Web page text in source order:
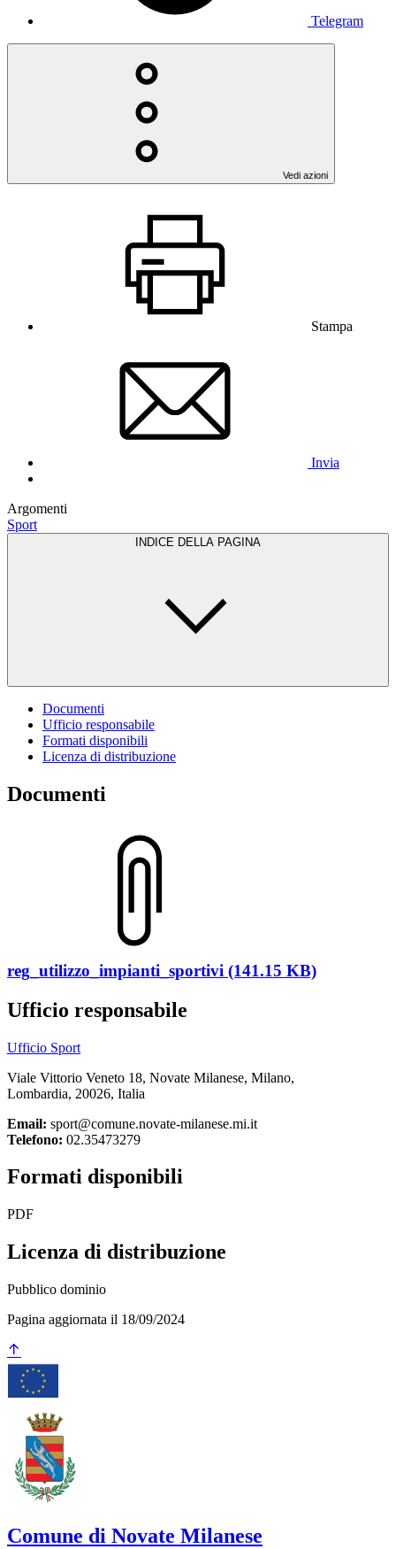
Telegram
Vedi azioni
Stampa
Invia
Argomenti
Sport
INDICE DELLA PAGINA
Documenti
Ufficio responsabile
Formati disponibili
Licenza di distribuzione
Documenti
reg_utilizzo_impianti_sportivi (141.15 KB)
Ufficio responsabile
Ufficio Sport
Viale Vittorio Veneto 18, Novate Milanese, Milano,
Lombardia, 20026, Italia
Email: sport@comune.novate-milanese.mi.it
Telefono: 02.35473279
Formati disponibili
PDF
Licenza di distribuzione
Pubblico dominio
Pagina aggiornata il 18/09/2024
Comune di Novate Milanese